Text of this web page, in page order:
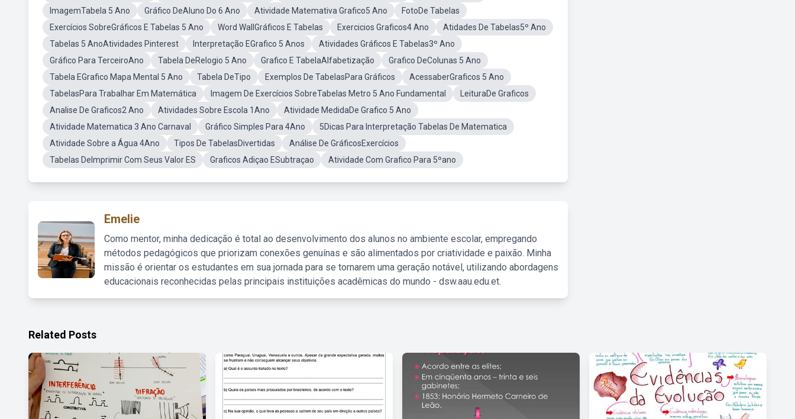
ImagemTabela 5 Ano
Gráfico DeAluno Do 6 Ano Atividade Matemativa Grafico5 Ano
FotoDe Tabelas
Exercícios SobreGráficos E Tabelas 5 Ano
Word WallGráficos E Tabelas Exercicios Graficos4 Ano
Atidades De Tabelas5º Ano
Tabelas 5 AnoAtividades Pinterest
Interpretação EGrafico 5 Anos
Atividades Gráficos E Tabelas3º Ano
Gráfico Para TerceiroAno
Tabela DeRelogio 5 Ano Grafico E TabelaAlfabetização
Grafico DeColunas 5 Ano
Tabela EGrafico Mapa Mental 5 Ano
Tabela DeTipo Exemplos De TabelasPara Gráficos
AcessaberGraficos 5 Ano
TabelasPara Trabalhar Em Matemática
Imagem De Exercícios SobreTabelas Metro 5 Ano Fundamental
LeituraDe Graficos
Analise De Graficos2 Ano
Atividades Sobre Escola 1Ano
Atividade MedidaDe Grafico 5 Ano
Atividade Matematica 3 Ano Carnaval
Gráfico Simples Para 4Ano
5Dicas Para Interpretação Tabelas De Matematica
Atividade Sobre a Água 4Ano
Tipos De TabelasDivertidas
Análise De GráficosExercícios
Tabelas DeImprimir Com Seus Valor ES
Graficos Adiçao ESubtraçao Atividade Com Grafico Para 5ºano
Emelie
Como mentor, minha dedicação é total ao desenvolvimento dos alunos no ambiente escolar, empregando
métodos pedagógicos que priorizam conexões genuínas e são alimentados por criatividade e paixão. Minha
missão é orientar os estudantes em sua jornada para se tornarem uma geração notável, utilizando abordagens
educacionais reconhecidas pelas principais instituições acadêmicas do mundo - dsw.aau.edu.et.
Related Posts